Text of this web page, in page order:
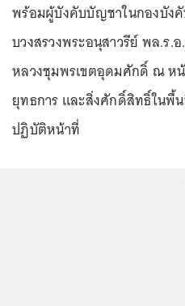
พร้อมผู้บังคับบัญชาในกองบังคั
บวงสรวงพระอนุสาวรีย์ พล.ร.
หลวงชุมพรเขตอุดมศักดิ์ ณ ห
ยุทธการ และสิ่งศักดิ์สิทธิ์ในพื้
ปฏิบัติหน้าที่